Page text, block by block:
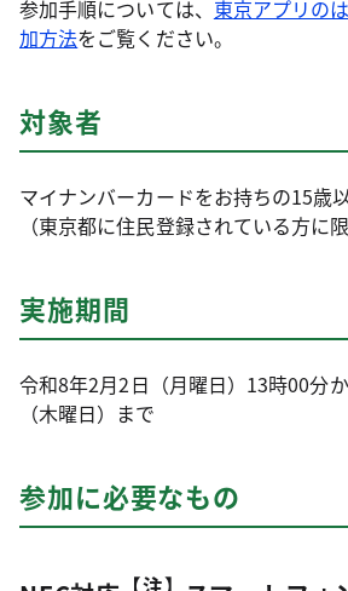
参加手順については、 東京アプリの
加方法をご覧ください。
対象者
マイナンバーカードをお持ちの15歳
（東京都に住民登録されている方に
実施期間
令和8年2月2日（月曜日）13時00分
（木曜日）まで
参加に必要なもの